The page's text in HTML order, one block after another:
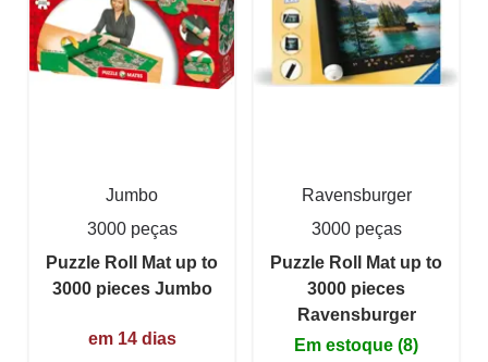
Jumbo
3000 peças
Puzzle Roll Mat up to
3000 pieces Jumbo
em 14 dias
Ravensburger
3000 peças
Puzzle Roll Mat up to
3000 pieces
Ravensburger
Em estoque (8)